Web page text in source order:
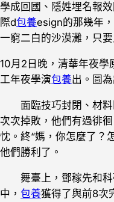
學成回國、隱姓埋名報
際d包養esign的那幾年
一窮二白的沙漠灘，只
10月2日晚，清華年夜學
工年夜學演包養出。圖
面臨技巧封閉、材料
次次掉敗，他們有過徘
忱。終“媽，你怎麼了？
他們勝利了。
舞臺上，鄧稼先和科
中， 包養獲得了與前8次